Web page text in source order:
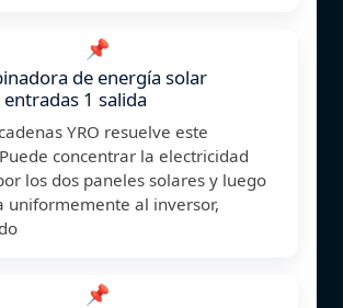
📌
de energía solar
1 salida
YRO resuelve este
concentrar la electricidad
los dos paneles solares y luego
uniformemente al inversor,
📌